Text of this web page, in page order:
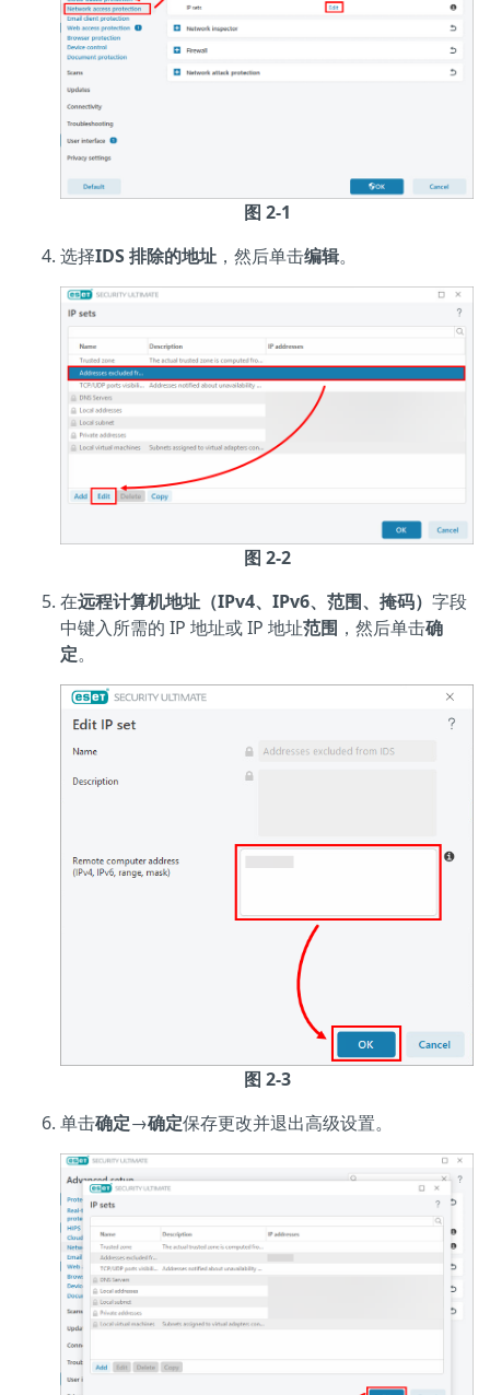
图 2-1
选择IDS 排除的地址 ，然后单击编辑。
图 2-2
在远程计算机地址（IPv4、IPv6、范围、掩码） 字段
中键入所需的 IP 地址或 IP 地址范围 ，然后单击确
定。
图 2-3
单击确定→确定保存更改并退出高级设置。